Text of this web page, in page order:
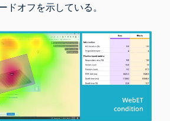
ドオフを示している。